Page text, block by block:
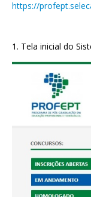
https://
1. Tela inicial do